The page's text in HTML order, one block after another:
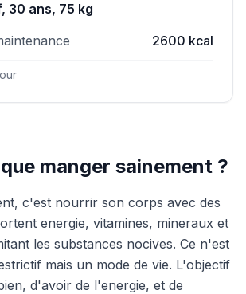
30 ans, 75 kg
2600 kcal
manger sainement ?
c'est nourrir son corps avec des
energie, vitamines, mineraux et
les substances nocives. Ce n'est
mais un mode de vie. L'objectif
d'avoir de l'energie, et de